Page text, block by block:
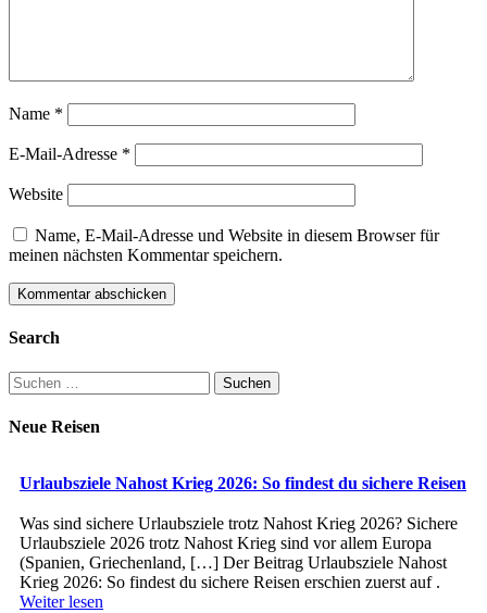
Name *
E-Mail-Adresse *
Website
Name, E-Mail-Adresse und Website in diesem Browser für
meinen nächsten Kommentar speichern.
Search
Suchen
nach:
Neue Reisen
Urlaubsziele Nahost Krieg 2026: So findest du sichere Reisen
Was sind sichere Urlaubsziele trotz Nahost Krieg 2026? Sichere
Urlaubsziele 2026 trotz Nahost Krieg sind vor allem Europa
(Spanien, Griechenland, […] Der Beitrag Urlaubsziele Nahost
Krieg 2026: So findest du sichere Reisen erschien zuerst auf .
Weiter lesen